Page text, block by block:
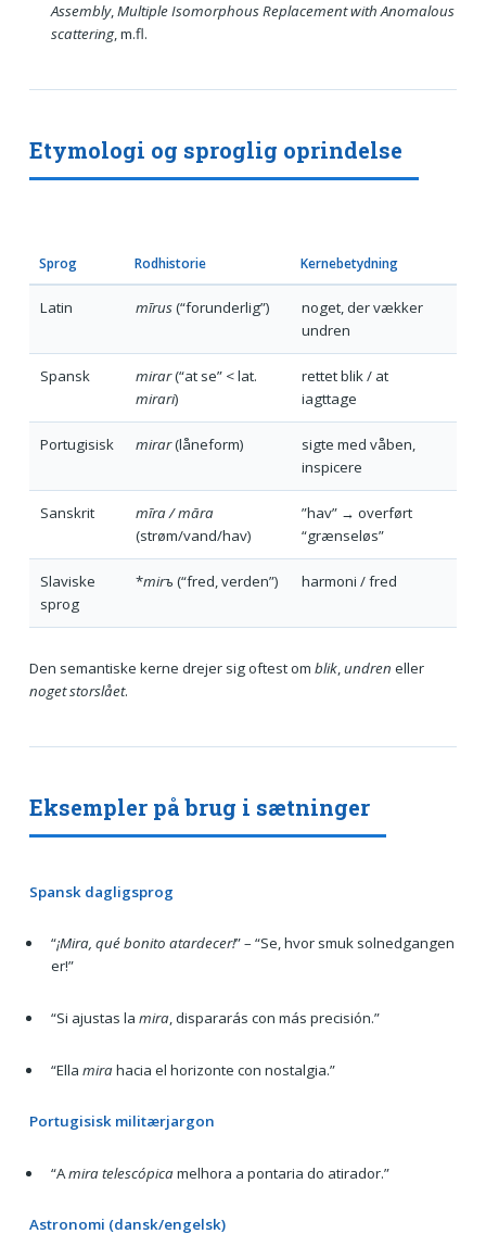
Assembly,Multiple Isomorphous Replacement with Anomalous
scattering, m.fl.
Etymologi og sproglig oprindelse
Sprog Rodhistorie Kernebetydning
Latin mīrus(“forunderlig”)
noget, der vækker
undren
Spansk mirar(“at se” < lat.
mirari)
rettet blik / at
iagttage
Portugisisk mirar(låneform)
sigte med våben,
inspicere
Sanskrit
mīra / māra
(strøm/vand/hav)
”hav” → overført
“grænseløs”
Slaviske
sprog
*mirъ (“fred, verden”) harmoni / fred
Den semantiske kerne drejer sig oftest om blik, undren eller
noget storslået.
Eksempler på brug i sætninger
Spansk dagligsprog
“¡Mira, qué bonito atardecer!” – “Se, hvor smuk solnedgangen
er!”
“Si ajustas la mira, dispararás con más precisión.”
“Ella mirahacia el horizonte con nostalgia.”
Portugisisk militærjargon
“Amira telescópicamelhora a pontaria do atirador.”
Astronomi (dansk/engelsk)